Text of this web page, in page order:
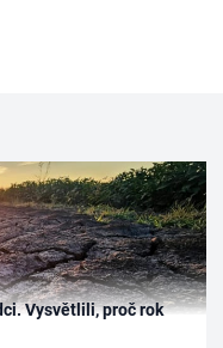
Vysvětlili, proč rok